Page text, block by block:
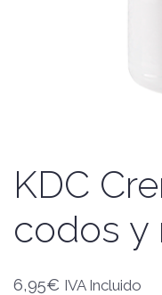
KDC
codos y
6,95€ IVA Incluido